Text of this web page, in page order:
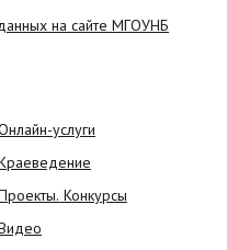
на сайте МГОУНБ
услуги
Конкурсы